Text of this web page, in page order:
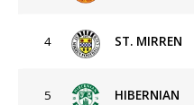
4 ST. MIRREN
5 HIBERNIAN